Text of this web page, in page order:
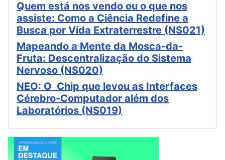
Quem está nos vendo ou o que nos
assiste: Como a Ciência Redefine a
Busca por Vida Extraterrestre (NS021)
Mapeando a Mente da Mosca-da-
Fruta: Descentralização do Sistema
Nervoso (NS020)
NEO: O Chip que levou as Interfaces
Cérebro-Computador além dos
Laboratórios (NS019)